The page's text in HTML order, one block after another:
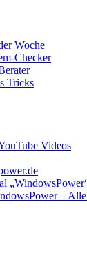
Woche
Checker
Tricks
Videos
–